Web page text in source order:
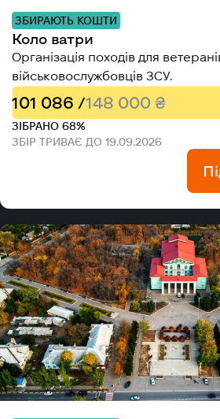
ЗБИРАЮТЬ КОШТИ
Коло ватри
Організація походів для
військовослужбовців ЗСУ.
101 086 /148 000 ₴
ЗІБРАНО 68%
ЗБІР ТРИВАЄ ДО 19.09.2026